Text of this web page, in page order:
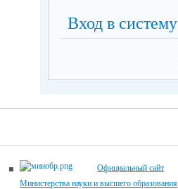
Вход в систему
Официальный сайт
Министерства науки и высшего образования